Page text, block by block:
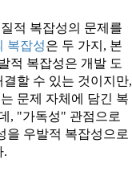
적 복잡성의 문제를
복잡성은 두 가지, 본
적 복잡성은 개발 도
할 수 있는 것이지만,
문제 자체에 담긴 복
, "가독성" 관점으로
을 우발적 복잡성으로
.